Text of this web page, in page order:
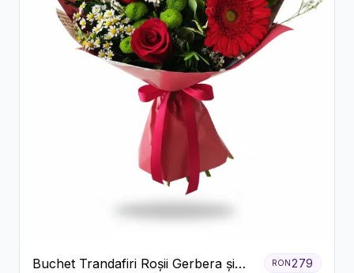
Buchet Trandafiri Roșii Gerbera și
RON 279